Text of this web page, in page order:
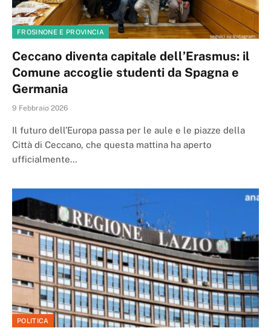
FROSINONE E PROVINCIA
Ceccano diventa capitale dell’Erasmus: il
Comune accoglie studenti da Spagna e
Germania
9 Febbraio 2026
Il futuro dell’Europa passa per le aule e le piazze della
Città di Ceccano, che questa mattina ha aperto
ufficialmente…
POLITICA